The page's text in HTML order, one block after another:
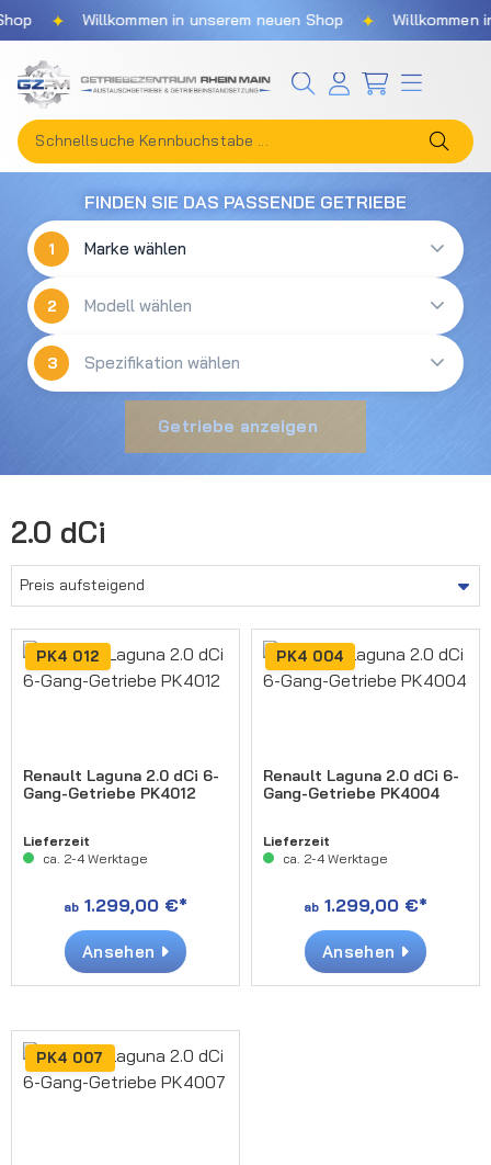
Zum Hauptinhalt springen
Willkommen in unserem neuen Shop ✦ Willkommen
FINDEN SIE DAS PASSENDE GETRIEBE
1
2
3
Getriebe anzeigen
2.0 dCi
PK4 012
Renault Laguna 2.0 dCi 6-
Gang-Getriebe PK4012
Lieferzeit
ca. 2-4 Werktage
ab 1.299,00 €*
Ansehen
PK4 004
Renault Laguna 2.0 dCi 6-
Gang-Getriebe PK4004
Lieferzeit
ca. 2-4 Werktage
ab 1.299,00 €*
Ansehen
PK4 007